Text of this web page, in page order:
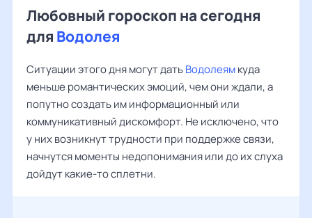
Любовный гороскоп на сегодня
для Водолея
Ситуации этого дня могут датьВодолеямкуда
меньше романтических эмоций, чем они ждали, а
попутно создать им информационный или
коммуникативный дискомфорт. Не исключено, что
у них возникнут трудности при поддержке связи,
начнутся моменты недопонимания или до их слуха
дойдут какие-то сплетни.